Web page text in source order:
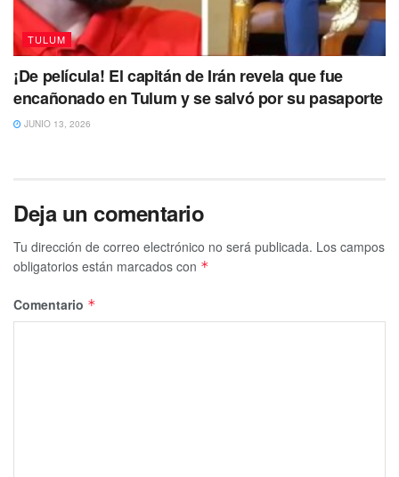
TULUM
¡De película! El capitán de Irán revela que fue
encañonado en Tulum y se salvó por su pasaporte
JUNIO 13, 2026
Deja un comentario
Tu dirección de correo electrónico no será publicada. Los campos
obligatorios están marcados con *
Comentario *